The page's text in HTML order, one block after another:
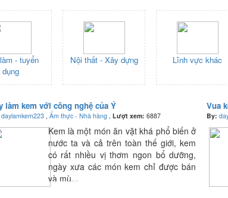
- tuyển
dụng
Nội thất - Xây dựng Lĩnh vực khác
làm kem với công nghệ của Ý
daylamkem223 Ẩm thực - Nhà hàng Lượt xem: 6887
Kem là một món ăn vặt khá phổ biến ở
nước ta và cả trên toàn thế giới, kem
có rất nhiều vị thơm ngon bổ dưỡng,
ngày xưa các món kem chỉ được bán
và mù...
Vua
By: